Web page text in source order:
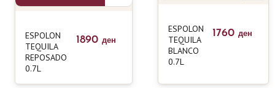
ESPOLON
TEQUILA
REPOSADO
0.7L
1890 ден
ESPOLON
TEQUILA
BLANCO
0.7L
1760 ден